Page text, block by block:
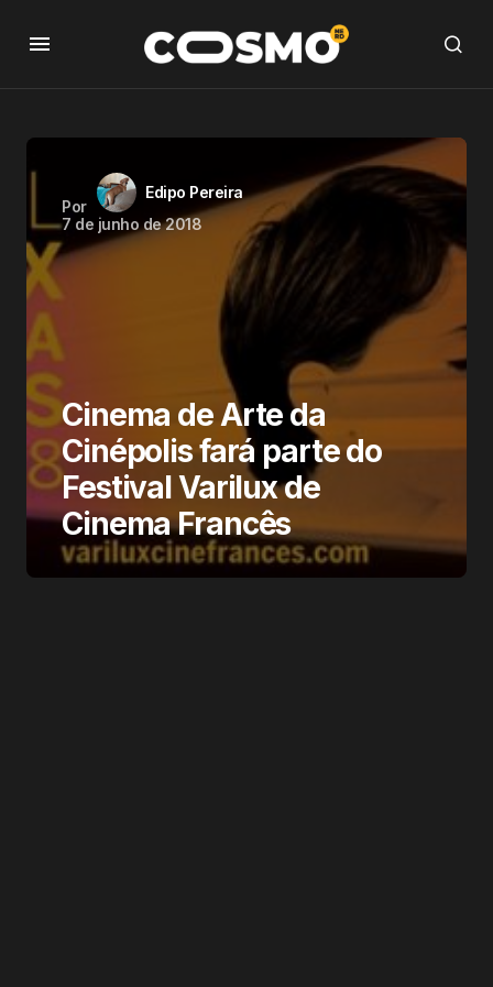
Por
Edipo Pereira
7 de junho de 2018
Cinema de Arte da
Cinépolis fará parte do
Festival Varilux de
Cinema Francês